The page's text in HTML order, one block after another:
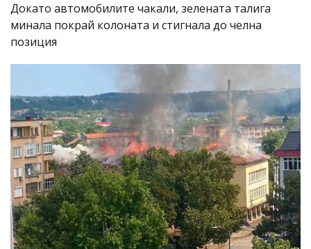
Докато автомобилите чакали, зелената талига
минала покрай колоната и стигнала до челна
позиция